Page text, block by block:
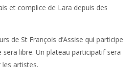
et complice de Lara depuis des
de St François d’Assise qui participe
sera libre. Un plateau participatif sera
artistes.